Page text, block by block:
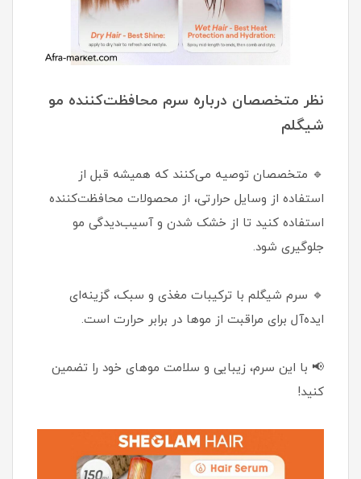
نظر متخصصان درباره سرم محافظت‌کننده مو
شیگلم
🔹 متخصصان توصیه می‌کنند که همیشه قبل از
استفاده از وسایل حرارتی، از محصولات محافظت‌کننده
استفاده کنید تا از خشک شدن و آسیب‌دیدگی مو
جلوگیری شود.
🔹 سرم شیگلم با ترکیبات مغذی و سبک، گزینه‌ای
ایده‌آل برای مراقبت از موها در برابر حرارت است.
📢 با این سرم، زیبایی و سلامت موهای خود را تضمین
کنید!